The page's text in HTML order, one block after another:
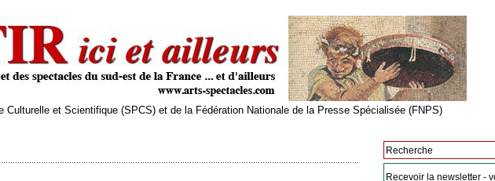
Culturelle et Scientifique (SPCS) et de la Fédération Nationale de la Presse Spécialisée (FNPS)